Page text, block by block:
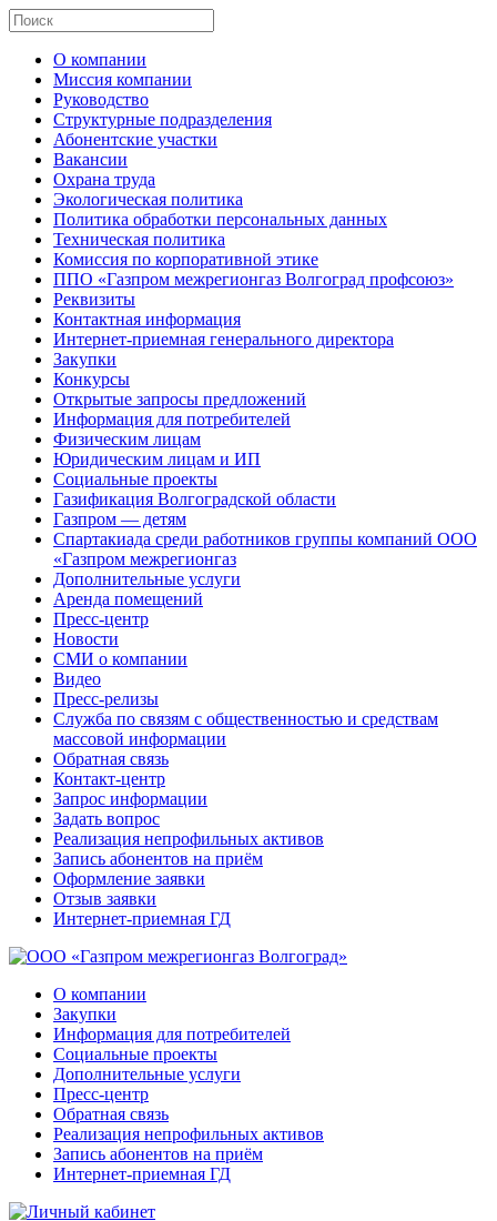
О компании
Миссия компании
Руководство
Структурные подразделения
Абонентские участки
Вакансии
Охрана труда
Экологическая политика
Политика обработки персональных данных
Техническая политика
Комиссия по корпоративной этике
ППО «Газпром межрегионгаз Волгоград профсоюз»
Реквизиты
Контактная информация
Интернет-приемная генерального директора
Закупки
Конкурсы
Открытые запросы предложений
Информация для потребителей
Физическим лицам
Юридическим лицам и ИП
Социальные проекты
Газификация Волгоградской области
Газпром — детям
Спартакиада среди работников группы компаний ООО
«Газпром межрегионгаз
Дополнительные услуги
Аренда помещений
Пресс-центр
Новости
СМИ о компании
Видео
Пресс-релизы
Служба по связям с общественностью и средствам
массовой информации
Обратная связь
Контакт-центр
Запрос информации
Задать вопрос
Реализация непрофильных активов
Запись абонентов на приём
Оформление заявки
Отзыв заявки
Интернет-приемная ГД
О компании
Закупки
Информация для потребителей
Социальные проекты
Дополнительные услуги
Пресс-центр
Обратная связь
Реализация непрофильных активов
Запись абонентов на приём
Интернет-приемная ГД